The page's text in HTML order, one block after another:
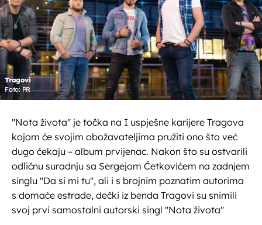
Tragovi
Foto: PR
''Nota života'' je točka na I uspješne karijere Tragova
kojom će svojim obožavateljima pružiti ono što već
dugo čekaju – album prvijenac. Nakon što su ostvarili
odličnu suradnju sa Sergejom Ćetkovićem na zadnjem
singlu ''Da si mi tu'', ali i s brojnim poznatim autorima
s domaće estrade, dečki iz benda Tragovi su snimili
svoj prvi samostalni autorski singl ''Nota života''